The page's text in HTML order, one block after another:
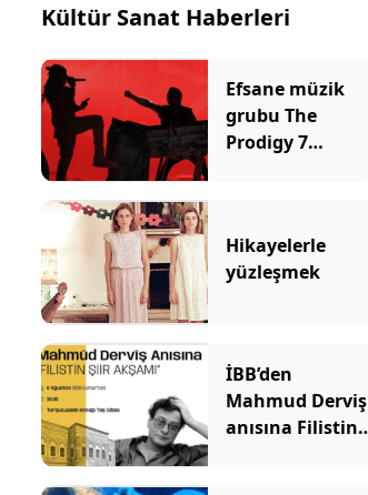
Kültür Sanat Haberleri
Efsane müzik
grubu The
Prodigy 7
Hikayelerle
yüzleşmek
İBB’den
Mahmud Derviş
anısına Filistin